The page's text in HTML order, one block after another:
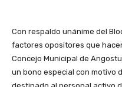
Con respaldo unánime del
factores opositores que
Concejo Municipal de
un bono especial con motivo